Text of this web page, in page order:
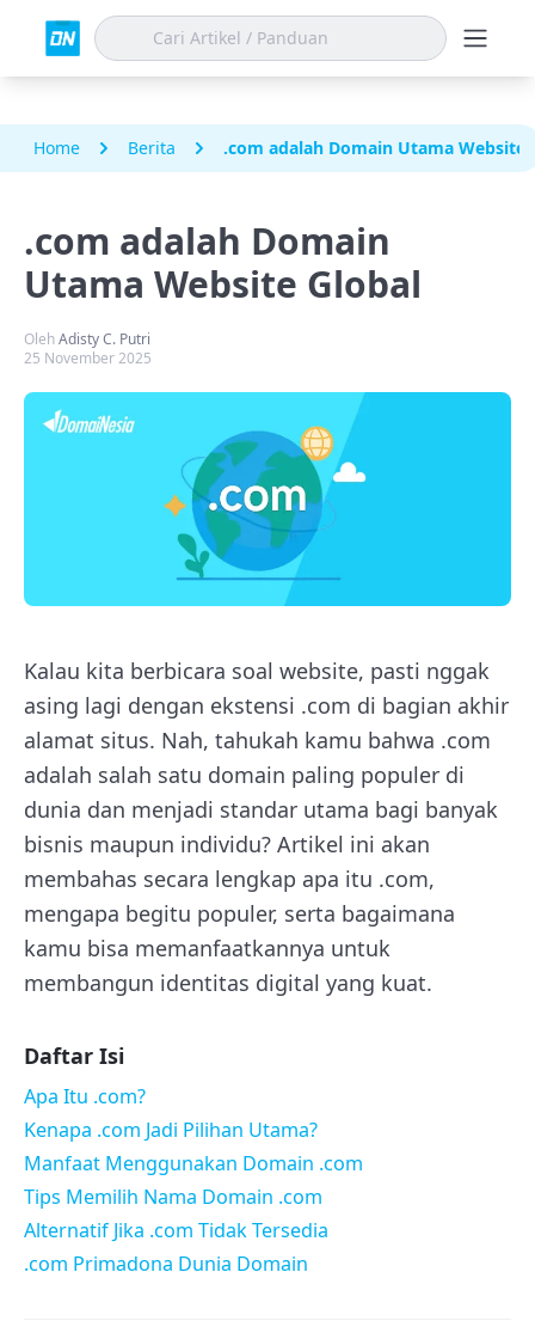
Home Berita .com adalah Domain Utama Website
.com adalah Domain
Utama Website Global
OlehAdisty C. Putri
25 November 2025
Kalau kita berbicara soal website, pasti nggak
asing lagi dengan ekstensi .com di bagian akhir
alamat situs. Nah, tahukah kamu bahwa .com
adalah salah satu domain paling populer di
dunia dan menjadi standar utama bagi banyak
bisnis maupun individu? Artikel ini akan
membahas secara lengkap apa itu .com,
mengapa begitu populer, serta bagaimana
kamu bisa memanfaatkannya untuk
membangun identitas digital yang kuat.
Daftar Isi
Apa Itu .com?
Kenapa .com Jadi Pilihan Utama?
Manfaat Menggunakan Domain .com
Tips Memilih Nama Domain .com
Alternatif Jika .com Tidak Tersedia
.com Primadona Dunia Domain